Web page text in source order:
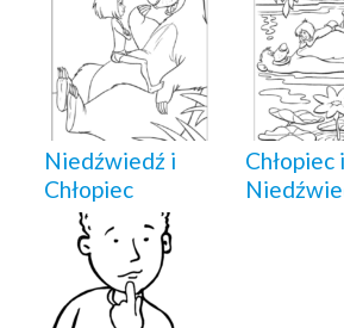
Niedźwiedź i
Chłopiec
Chłopiec i